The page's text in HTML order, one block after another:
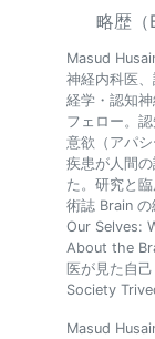
略歴（
Masud
神経内科医
経学・認知
フェロー。
意欲（アパ
疾患が人間
た。研究と
術誌 Brain
Our Selves:
About the
医が見た自
Society
Masud